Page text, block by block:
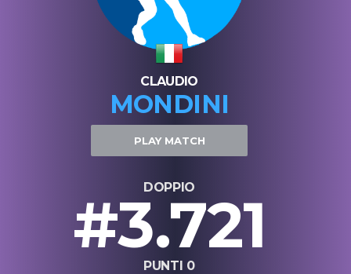
CLAUDIO
MONDINI
PLAY MATCH
DOPPIO
#3.721
PUNTI 0